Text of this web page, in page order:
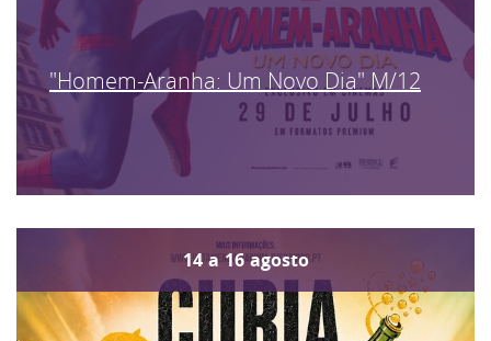
"Homem-Aranha: Um Novo Dia" M/12
14 a 16 agosto